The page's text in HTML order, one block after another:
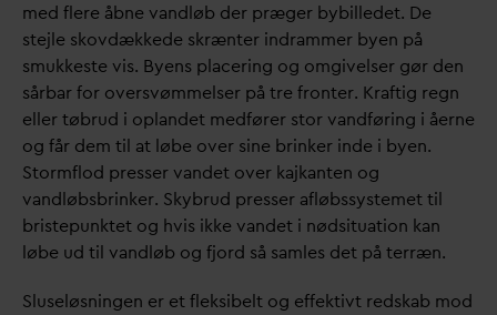
med flere åbne vandløb der præger bybilledet. De
stejle skovdækkede skrænter indrammer byen på
smukkeste vis. Byens placering og omgivelser gør den
sårbar for oversvømmelser på tre fronter. Kraftig regn
eller tøbrud i oplandet medfører stor vandføring i åerne
og får dem til at løbe over sine brinker inde i byen.
Stormflod presser vandet over kajkanten og
vandløbsbrinker. Skybrud presser afløbssystemet til
bristepunktet og hvis ikke vandet i nødsituation kan
løbe ud til vandløb og fjord så samles det på terræn.
Sluseløsningen er et fleksibelt og effektivt redskab mod